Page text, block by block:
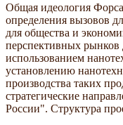
Общая идеология
определения вызовов
для общества и
перспективных рынков
использованием
установлению
производства таких
стратегические
России". Структура